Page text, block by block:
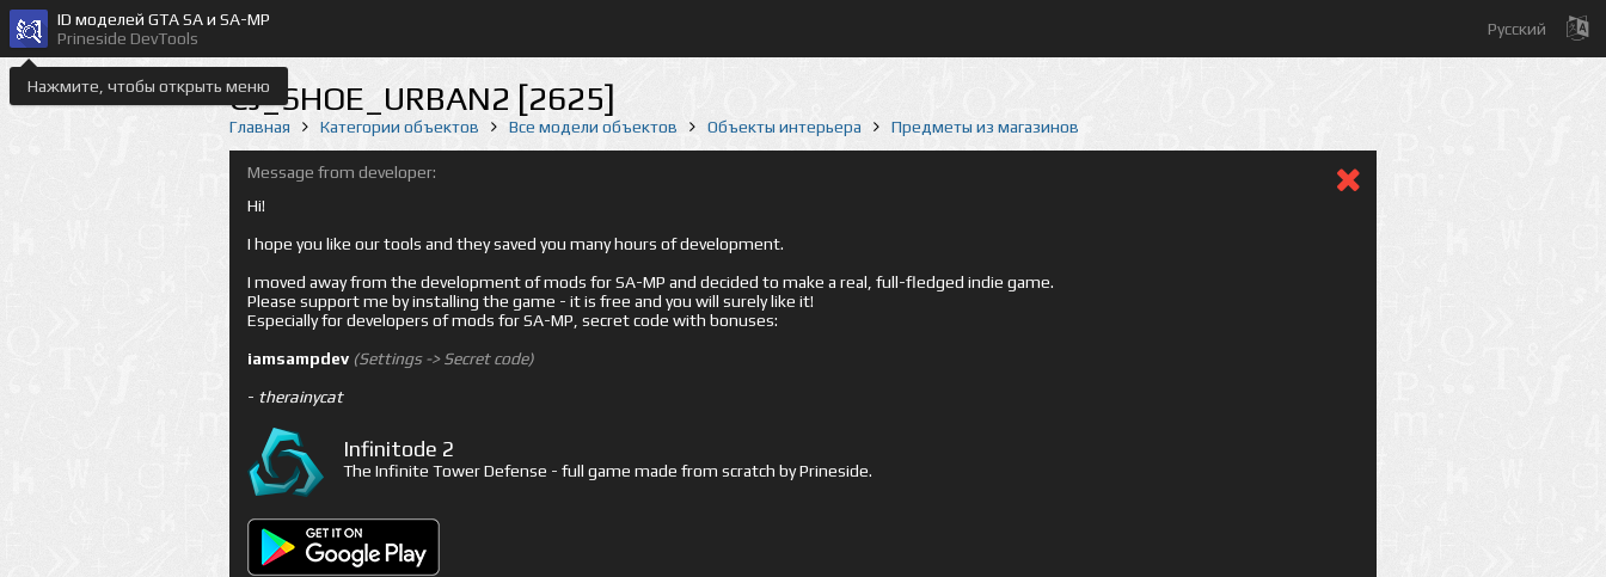
Нажмите, чтобы открыть меню
ID моделей GTA SA и SA-MP
Prineside DevTools
Русский
CJ_SHOE_URBAN2 [2625]
Главная Категории объектов Все модели объектов Объекты интерьера Предметы из магазинов
Message from developer:
Hi!
I hope you like our tools and they saved you many hours of development.
I moved away from the development of mods for SA-MP and decided to make a real, full-fledged indie game.
Please support me by installing the game - it is free and you will surely like it!
Especially for developers of mods for SA-MP, secret code with bonuses:
iamsampdev (Settings -> Secret code)
- therainycat
Infinitode 2
The Infinite Tower Defense - full game made from scratch by Prineside.